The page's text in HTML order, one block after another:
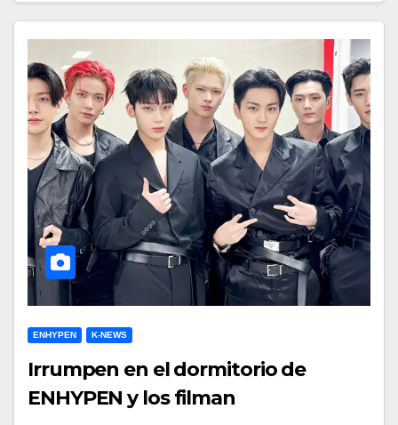
ENHYPEN K-NEWS
Irrumpen en el dormitorio de
ENHYPEN y los filman